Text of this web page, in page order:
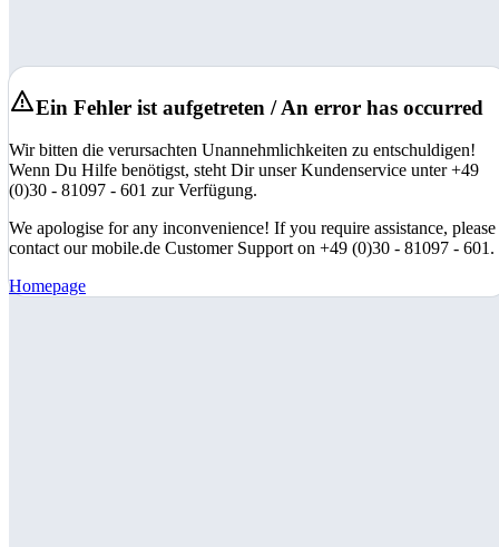
Ein Fehler ist aufgetreten / An error has occurred
Wir bitten die verursachten Unannehmlichkeiten zu entschuldigen!
Wenn Du Hilfe benötigst, steht Dir unser Kundenservice unter +49
(0)30 - 81097 - 601 zur Verfügung.
We apologise for any inconvenience! If you require assistance, please
contact our mobile.de Customer Support on +49 (0)30 - 81097 - 601.
Homepage